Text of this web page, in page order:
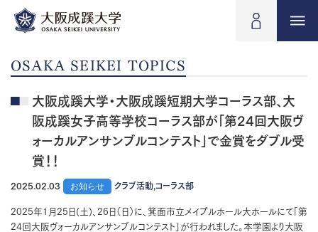
OSAKA SEIKEI TOPICS
大阪成蹊大学・大阪成蹊短期大学コーラス部、大
阪成蹊女子高等学校コーラス部が「第24回大阪ヴ
ォーカルアンサンブルコンテスト」で金賞をダブル受
賞！！
2025.02.03 お知らせ クラブ活動,コーラス部
2025年1月25日(土)、26日（日）に、箕面市立メイプルホール大ホールにて「第
24回大阪ヴォーカルアンサンブルコンテスト」が行われました。本学園より大阪